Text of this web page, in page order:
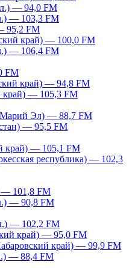
— 94,0 FM
— 103,3 FM
95,2 FM
край) — 100,0 FM
— 106,4 FM
FM
край) — 94,8 FM
край) — 105,3 FM
Эл) — 88,7 FM
— 95,5 FM
край) — 105,1 FM
республика) — 102,3
— 101,8 FM
— 90,8 FM
— 102,2 FM
край) — 95,0 FM
край) — 99,9 FM
— 88,4 FM